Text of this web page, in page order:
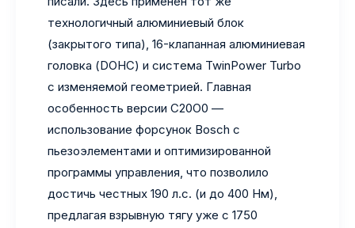
технологичный алюминиевый блок
(закрытого типа), 16-клапанная алюминиевая
головка (DOHC) и система TwinPower Turbo
с изменяемой геометрией. Главная
особенность версии C20O0 —
использование форсунок Bosch с
пьезоэлементами и оптимизированной
программы управления, что позволило
достичь честных 190 л.с. (и до 400 Нм),
предлагая взрывную тягу уже с 1750